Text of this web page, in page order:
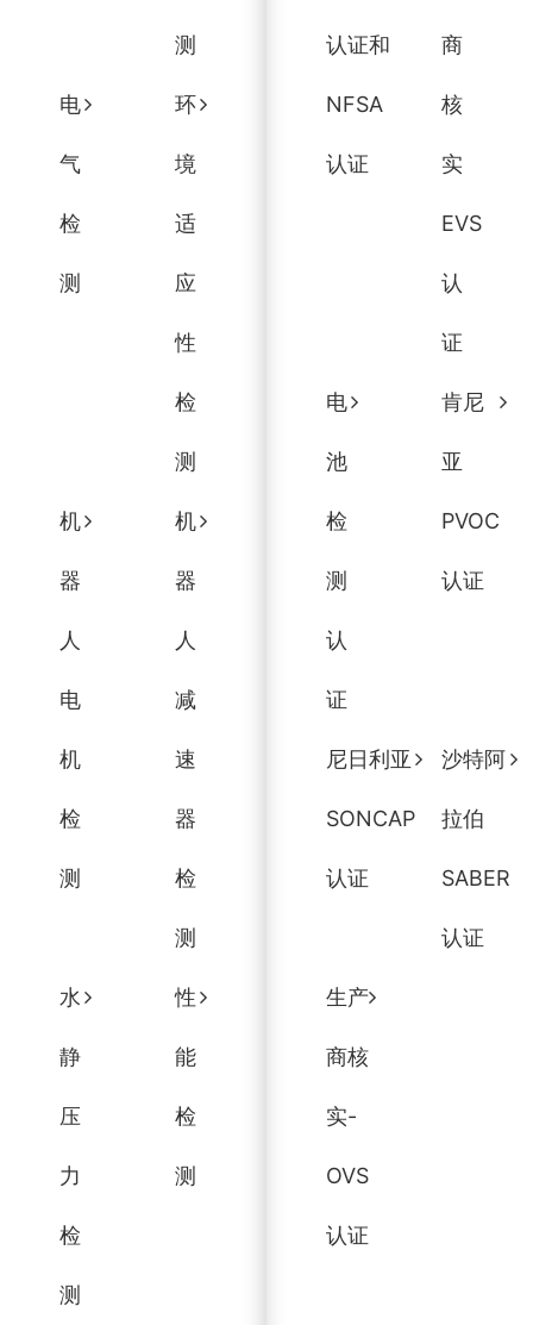
测
电
气
检
测
环
境
适
应
性
检
测
机
器
人
电
机
检
测
机
器
人
减
速
器
检
测
水
静
压
力
检
测
性
能
检
测
认证和
NFSA
认证
商
核
实
EVS
认
证
电
池
检
测
认
证
肯尼
亚
PVOC
认证
尼日利亚
SONCAP
认证
沙特阿
拉伯
SABER
认证
生产
商核
实-
OVS
认证